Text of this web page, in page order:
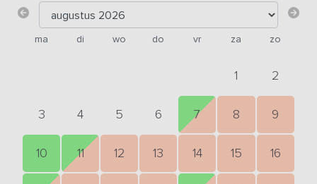
ma di wo do vr za zo
1 2
3 4 5 6 7 8 9
10 11 12 13 14 15 16